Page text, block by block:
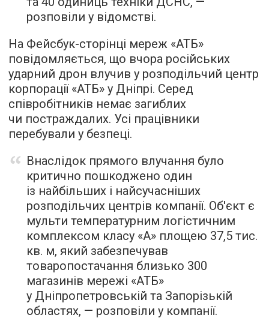
розповіли у відомстві.
На Фейсбук-сторінці мереж «АТБ»
повідомляється, що вчора російських
ударний дрон влучив у розподільчий центр
корпорації «АТБ» у Дніпрі. Серед
співробітників немає загиблих
чи постраждалих. Усі працівники
перебували у безпеці.
Внаслідок прямого влучання було
критично пошкоджено один
із найбільших і найсучасніших
розподільчих центрів компанії. Об'єкт є
мульти температурним логістичним
комплексом класу «А» площею 37,5 тис.
кв. м, який забезпечував
товаропостачання близько 300
магазинів мережі «АТБ»
у Дніпропетровській та Запорізькій
областях, — розповіли у компанії.